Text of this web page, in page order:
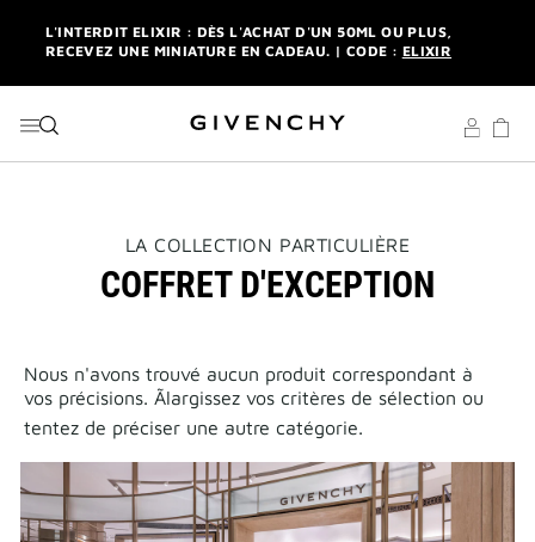
NEWSLETTER : UN FORMAT DE VOYAGE OFFERT SUR VOTRE
LIVRAISON STANDARD ET RETOUR OFFERTS. |
1ÈRE COMMANDE. |S'INSCRIRE
THIS
WILL
OPEN
LA COLLECTION PARTICULIÈRE
COFFRET D'EXCEPTION
Nous n'avons trouvé aucun produit correspondant à
vos précisions. Ãlargissez vos critères de sélection ou
tentez de préciser une autre catégorie.